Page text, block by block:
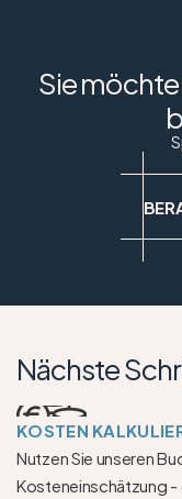
Sie
Nächste
KOSTEN
Nutzen Sie unseren
Kosteneinschätzung -